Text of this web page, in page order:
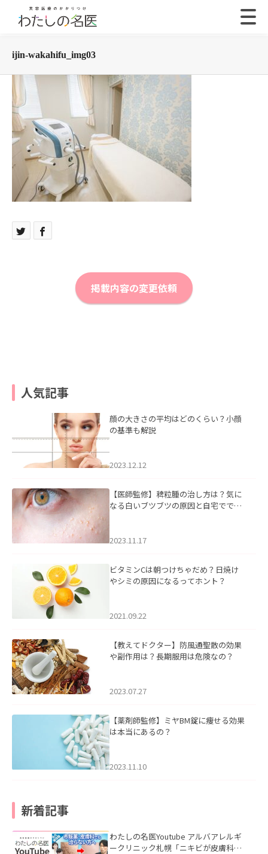
ijin-wakahifu_img03
掲載内容の変更依頼
人気記事
顔の大きさの平均はどのくらい？小顔
の基準も解説
2023.12.12
【医師監修】稗粒腫の治し方は？気に
なる白いブツブツの原因と自宅ででき
2023.11.17
ビタミンCは朝つけちゃだめ？日焼け
やシミの原因になるってホント？
2021.09.22
【教えてドクター】防風通聖散の効果
や副作用は？長期服用は危険なの？
2023.07.27
【薬剤師監修】ミヤBM錠に痩せる効果
は本当にあるの？
2023.11.10
新着記事
わたしの名医Youtube アルバアレルギ
ークリニック札幌「ニキビが皮膚科で